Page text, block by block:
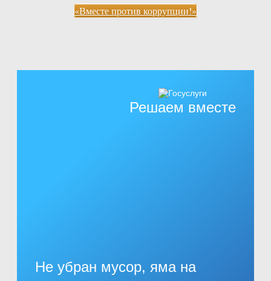
«Вместе против коррупции!»
Решаем вместе
Не убран мусор, яма на